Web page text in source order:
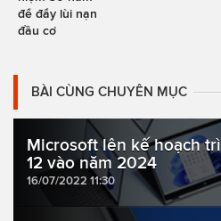
để đẩy lùi nạn
đầu cơ
BÀI CÙNG CHUYÊN MỤC
Microsoft lên kế hoạch
12 vào năm 2024
16/07/2022 11:30